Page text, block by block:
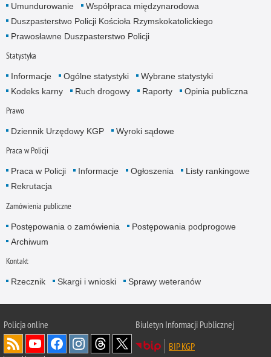
Umundurowanie
Współpraca międzynarodowa
Duszpasterstwo Policji Kościoła Rzymskokatolickiego
Prawosławne Duszpasterstwo Policji
Statystyka
Informacje Ogólne statystyki
Wybrane statystyki
Kodeks karny
Ruch drogowy Raporty Opinia publiczna
Prawo
Dziennik Urzędowy KGP Wyroki sądowe
Praca w Policji
Praca w Policji Informacje Ogłoszenia
Listy rankingowe
Rekrutacja
Zamówienia publiczne
Postępowania o zamówienia
Postępowania podprogowe
Archiwum
Kontakt
Rzecznik Skargi i wnioski Sprawy weteranów
Policjaonline
Biuletyn Informacji Publicznej
BIP KGP